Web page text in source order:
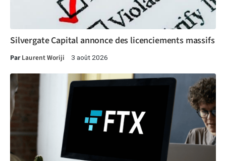
Silvergate Capital annonce des licenciements massifs
ParLaurent Woriji 3 août 2026